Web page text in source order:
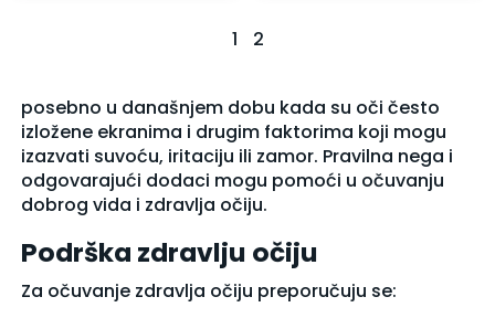
1 2
posebno u današnjem dobu kada su oči često
izložene ekranima i drugim faktorima koji mogu
izazvati suvoću, iritaciju ili zamor. Pravilna nega i
odgovarajući dodaci mogu pomoći u očuvanju
dobrog vida i zdravlja očiju.
Podrška zdravlju očiju
Za očuvanje zdravlja očiju preporučuju se: